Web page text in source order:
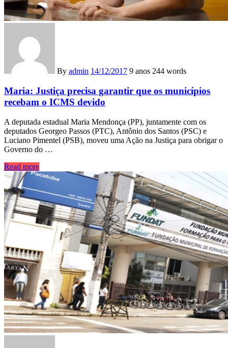
By admin 14/12/2017 9 anos 244 words
Maria: Justiça precisa garantir que os municípios
recebam o ICMS devido
A deputada estadual Maria Mendonça (PP), juntamente com os
deputados Georgeo Passos (PTC), Antônio dos Santos (PSC) e
Luciano Pimentel (PSB), moveu uma Ação na Justiça para obrigar o
Governo do …
Read more